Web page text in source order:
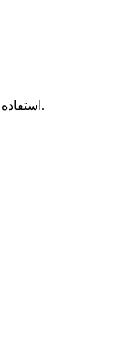
استفاده از مطالب سایت با ذکر منبع بلامانع می‌باشد.